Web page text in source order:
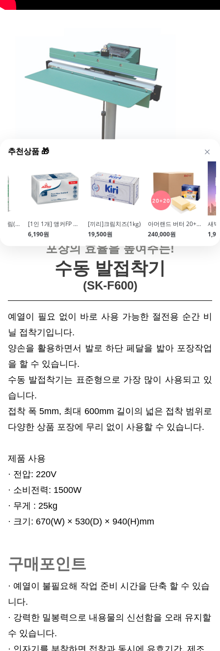
추천상품 🎁
[서울우유]생크림(500ml)
[1인 1개] 앵커FP 무염버터(454g) 특가EVENT!
6,190원
[끼리]크림치즈(1kg)
19,500원
아머랜드 버터 20+20개 (무가염\/독일1위 버터)
240,000원
새
포장의 효율을 높여주는!
수동 발접착기
(SK-F600)
예열이 필요 없이 바로 사용 가능한 절전용 순간 비
닐 접착기입니다.
양손을 활용하면서 발로 하단 페달을 밟아 포장작업
을 할 수 있습니다.
수동 발접착기는 표준형으로 가장 많이 사용되고 있
습니다.
접착 폭 5mm, 최대 600mm 길이의 넓은 접착 범위로
다양한 상품 포장에 무리 없이 사용할 수 있습니다.
제품 사용
· 전압: 220V
· 소비전력: 1500W
· 무게 : 25kg
· 크기: 670(W) × 530(D) × 940(H)mm
구매포인트
· 예열이 불필요해 작업 준비 시간을 단축 할 수 있습
니다.
· 강력한 밀봉력으로 내용물의 신선함을 오래 유지할
수 있습니다.
· 인자기를 부착하면 접착과 동시에 유효기간, 제조